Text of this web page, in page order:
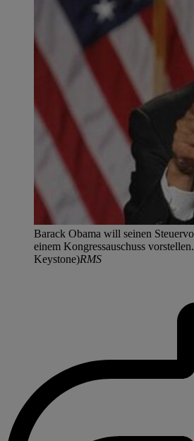
Barack Obama will seinen
einem Kongressauschuss
Keystone)RMS